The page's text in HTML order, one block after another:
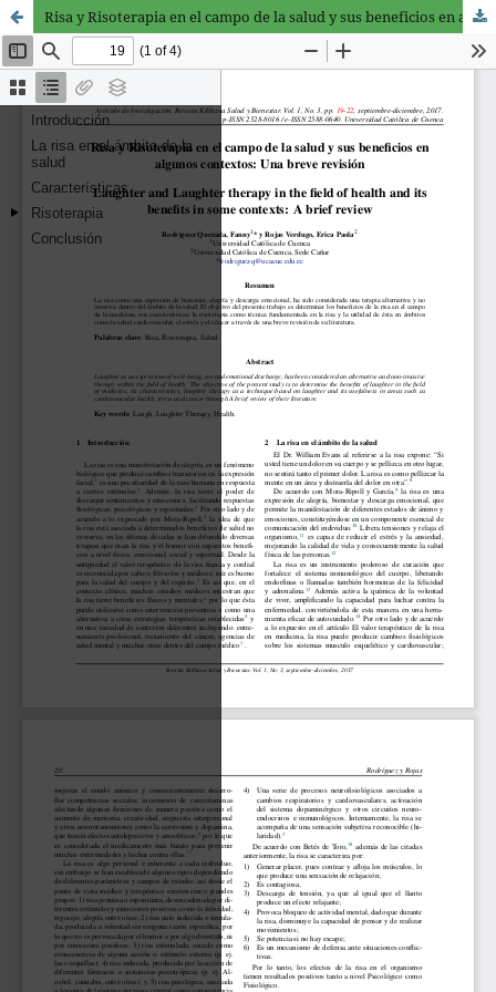
Risa y Risoterapia en el campo de la salud y sus beneficios en algunos contextos: Una breve revisión